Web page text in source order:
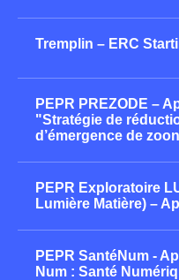
Tremplin – ERC
PEPR PREZODE –
"Stratégie de
d’émergence de
PEPR Exploratoire
Lumière Matière) –
PEPR SantéNum -
Num : Santé